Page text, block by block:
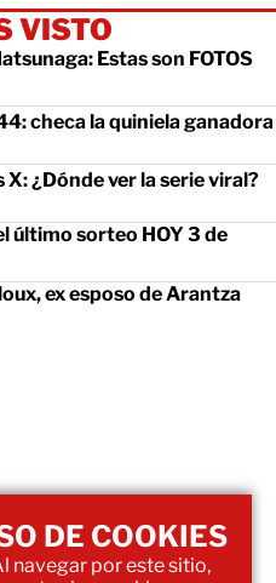
VISTO
Estas son FOTOS
checa la quiniela ganadora
X: ¿Dónde ver la serie viral?
último sorteo HOY 3 de
ex esposo de Arantza
DE COOKIES
navegar por este sitio,